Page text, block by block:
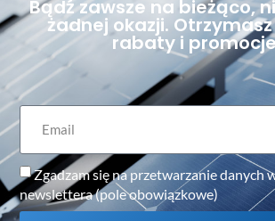
Bądź zawsze na bieżąco,
żadnej okazji.
rabaty i
Zgadzam się na przetwarzanie danych
newslettera (pole obowiązkowe)